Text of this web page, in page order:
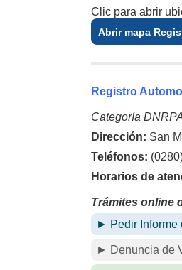
Clic para abrir
Abrir mapa
Registro
Categoría
Dirección: San
Teléfonos:
Horarios de
Trámites online
► Pedir Informe
► Denuncia de